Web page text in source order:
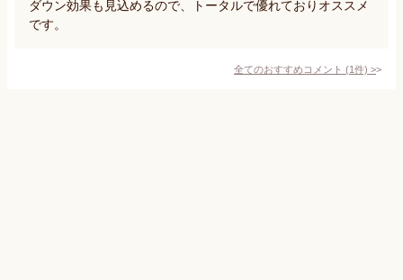
ダウン効果も見込めるので、トータルで優れておりオススメ
です。
全てのおすすめコメント (1件) >